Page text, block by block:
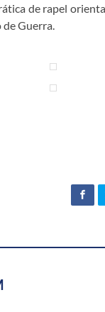
de rapel
Guerra.